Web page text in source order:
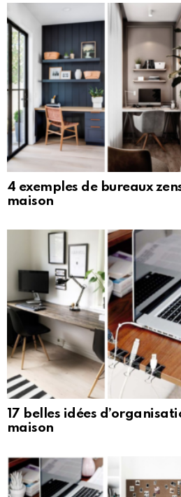
4 exemples de bureaux
maison
17 belles idées
maison